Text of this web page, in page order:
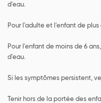
d'eau.
Pour l'adulte et l'enfant de plus
Pour l'enfant de moins de 6
d'eau.
Si les symptômes persistent,
Tenir hors de la portée des